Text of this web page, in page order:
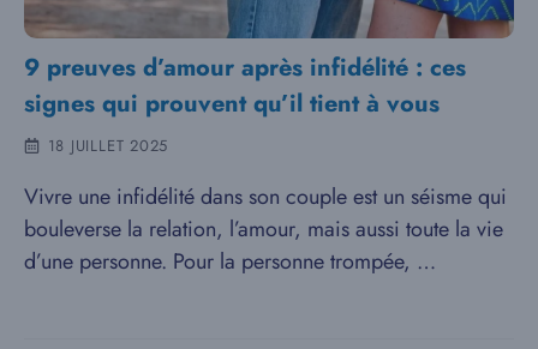
9 preuves d’amour après infidélité : ces
signes qui prouvent qu’il tient à vous
18 JUILLET 2025
Vivre une infidélité dans son couple est un séisme qui
bouleverse la relation, l’amour, mais aussi toute la vie
d’une personne. Pour la personne trompée, …